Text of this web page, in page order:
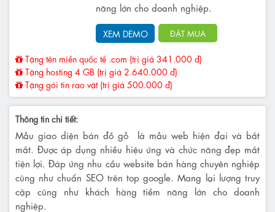
năng lớn cho doanh nghiệp.
XEM DEMO ĐẶT MUA
Tặng tên miền quốc tế .com (trị giá 341.000 đ)
Tặng hosting 4 GB (trị giá 2.640.000 đ)
Tặng gói tin rao vặt (trị giá 500.000 đ)
Thông tin chi tiết:
Mẫu giao diện bán đồ gỗ là mẫu web hiện đại và bắt
mắt. Được áp dụng nhiều hiệu ứng và chức năng đẹp mắt
tiện lợi. Đáp ứng nhu cầu website bán hàng chuyên nghiệp
cũng như chuẩn SEO trên top google. Mang lại lượng truy
cập cũng như khách hàng tiềm năng lớn cho doanh
nghiệp.